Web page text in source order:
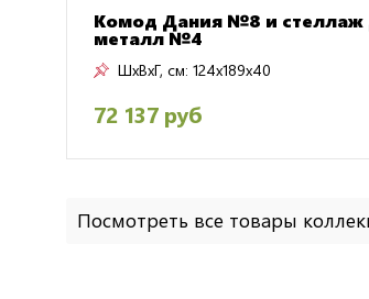
Комод Дания №8 и стеллаж
металл №4
ШxВxГ, см: 124x189x40
72 137 руб
Посмотреть все товары